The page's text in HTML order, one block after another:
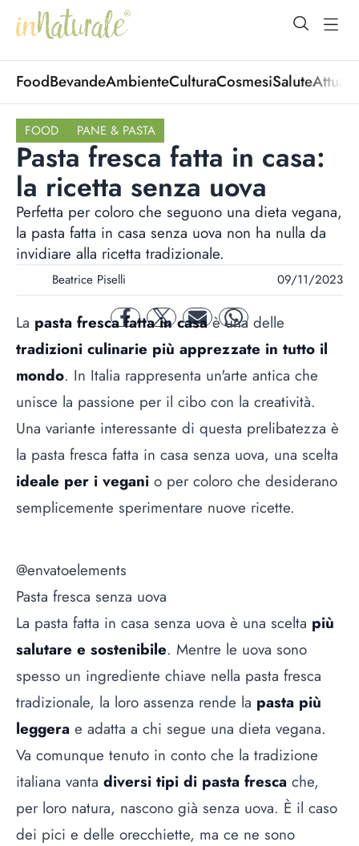
open
FoodBevandeAmbienteCulturaCosmesiSalute
FOOD PANE & PASTA
Pasta fresca fatta in casa:
la ricetta senza uova
Perfetta per coloro che seguono una dieta vegana,
la pasta fatta in casa senza uova non ha nulla da
invidiare alla ricetta tradizionale.
Beatrice Piselli 09/11/2023
facebooktwitter mail whatsapp
La pasta fresca fatta in casaè una delle
tradizioni culinarie più apprezzate in tutto il
mondo. In Italia rappresenta un'arte antica che
unisce la passione per il cibo con la creatività.
Una variante interessante di questa prelibatezza è
la pasta fresca fatta in casa senza uova, una scelta
ideale per i vegani o per coloro che desiderano
semplicemente sperimentare nuove ricette.
@envatoelements
Pasta fresca senza uova
La pasta fatta in casa senza uova è una scelta più
salutare e sostenibile. Mentre le uova sono
spesso un ingrediente chiave nella pasta fresca
tradizionale, la loro assenza rende la pasta più
leggera e adatta a chi segue una dieta vegana.
Va comunque tenuto in conto che la tradizione
italiana vanta diversi tipi di pasta fresca che,
per loro natura, nascono già senza uova. È il caso
dei pici e delle orecchiette, ma ce ne sono